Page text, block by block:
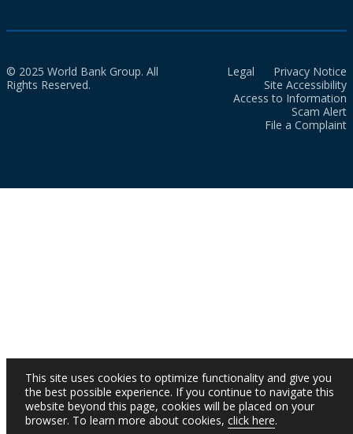
© 2025 World Bank Group. All
Rights Reserved.
Legal
Privacy Notice
Site Accessibility
Access to Information
Scam Alert
File a Complaint
This site uses cookies to optimize functionality and give you
the best possible experience. If you continue to navigate this
website beyond this page, cookies will be placed on your
browser. To learn more about cookies, click here.